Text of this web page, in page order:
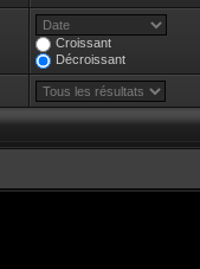
Croissant
Décroissant